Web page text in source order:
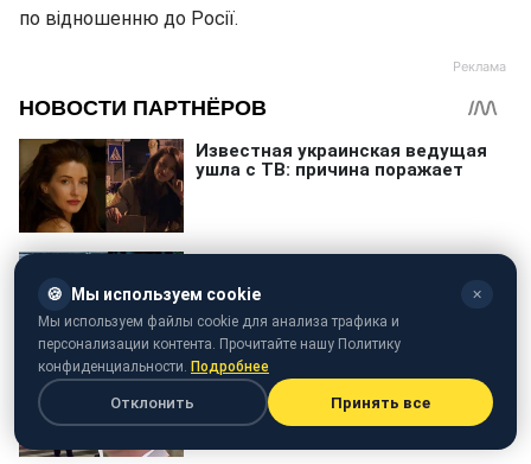
по відношенню до Росії.
🍪 Мы используем cookie ✕
Мы используем файлы cookie для анализа трафика и
персонализации контента. Прочитайте нашу Политику
конфиденциальности. Подробнее
Отклонить Принять все